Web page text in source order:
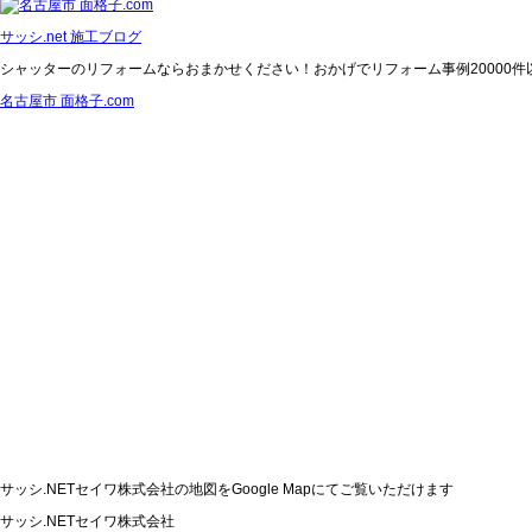
サッシ.net 施工ブログ
シャッターのリフォームならおまかせください！おかげでリフォーム事例20000件
名古屋市 面格子.com
サッシ.NETセイワ株式会社の地図をGoogle Mapにてご覧いただけます
サッシ.NETセイワ株式会社